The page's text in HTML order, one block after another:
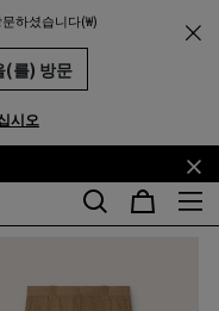
하셨습니다(₩)
(를) 방문
시오